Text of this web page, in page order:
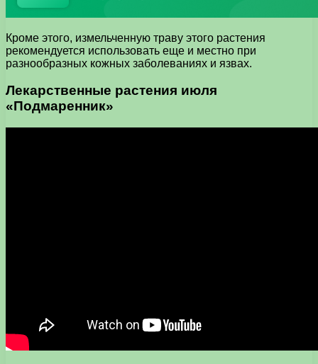
Кроме этого, измельченную траву этого растения
рекомендуется использовать еще и местно при
разнообразных кожных заболеваниях и язвах.
Лекарственные растения июля
«Подмаренник»